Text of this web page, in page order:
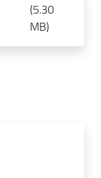
(5.30
MB)